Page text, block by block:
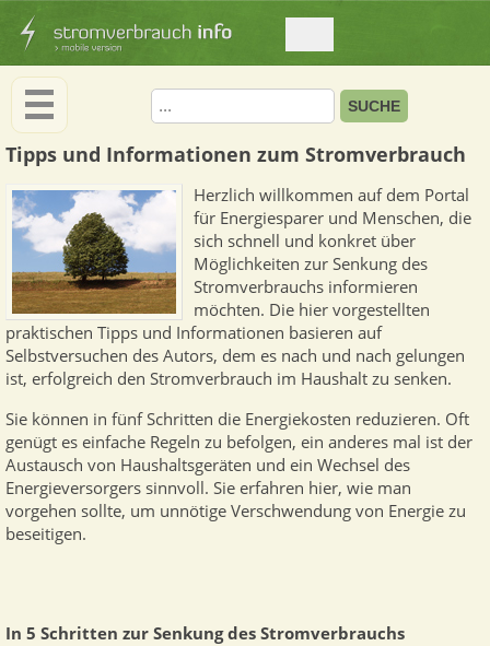
Tipps und Informationen zum Stromverbrauch
Herzlich willkommen auf dem Portal
für Energiesparer und Menschen, die
sich schnell und konkret über
Möglichkeiten zur Senkung des
Stromverbrauchs informieren
möchten. Die hier vorgestellten
praktischen Tipps und Informationen basieren auf
Selbstversuchen des Autors, dem es nach und nach gelungen
ist, erfolgreich den Stromverbrauch im Haushalt zu senken.
Sie können in fünf Schritten die Energiekosten reduzieren. Oft
genügt es einfache Regeln zu befolgen, ein anderes mal ist der
Austausch von Haushaltsgeräten und ein Wechsel des
Energieversorgers sinnvoll. Sie erfahren hier, wie man
vorgehen sollte, um unnötige Verschwendung von Energie zu
beseitigen.
In 5 Schritten zur Senkung des Stromverbrauchs